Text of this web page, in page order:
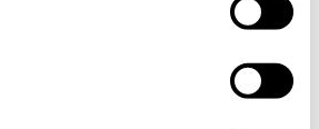
POČETKOM 2027. - VAŽNA